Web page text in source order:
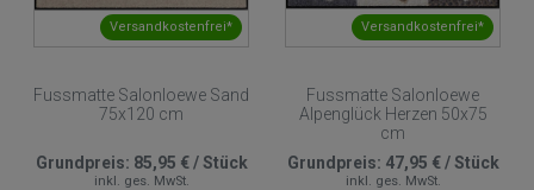
Versandkostenfrei*
Fussmatte Salonloewe Sand
75x120 cm
Grundpreis: 85,95 €/Stück
inkl. ges. MwSt.
Versandkostenfrei*
Fussmatte Salonloewe
Alpenglück Herzen 50x75
cm
Grundpreis: 47,95 €/Stück
inkl. ges. MwSt.